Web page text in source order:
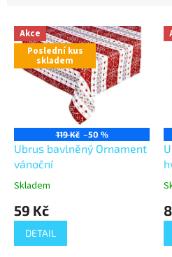
V Akce
Poslední kus
skladem
119 Kč –50 %
Ubrus bavlněný Ornament
vánoční
Skladem
59 Kč
DETAIL